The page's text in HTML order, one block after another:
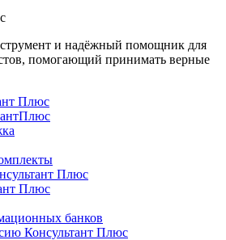
и надёжный помощник для
помогающий принимать верные
Плюс
Плюс
Плюс
банков
Консультант Плюс